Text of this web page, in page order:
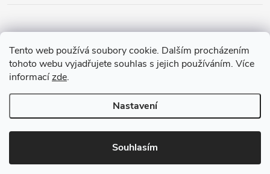
Tento web používá soubory cookie. Dalším procházením
tohoto webu vyjadřujete souhlas s jejich používáním. Více
informacízde.
Nastavení
Souhlasím
Copyright 2026Best4Run Běžecká speciálka. Všechna práva vyhrazena.